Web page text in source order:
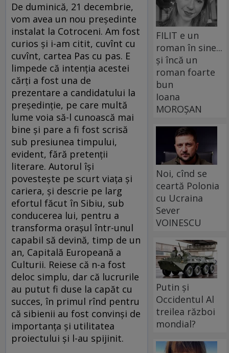
De duminică, 21 decembrie,
vom avea un nou preşedinte
instalat la Cotroceni. Am fost
curios şi i-am citit, cuvînt cu
cuvînt, cartea Pas cu pas. E
limpede că intenţia acestei
cărţi a fost una de
prezentare a candidatului la
preşedinţie, pe care multă
lume voia să-l cunoască mai
bine şi pare a fi fost scrisă
sub presiunea timpului,
evident, fără pretenţii
literare. Autorul îşi
povesteşte pe scurt viaţa şi
cariera, şi descrie pe larg
efortul făcut în Sibiu, sub
conducerea lui, pentru a
transforma oraşul într-unul
capabil să devină, timp de un
an, Capitală Europeană a
Culturii. Reiese că n-a fost
deloc simplu, dar că lucrurile
au putut fi duse la capăt cu
succes, în primul rînd pentru
că sibienii au fost convinşi de
importanţa şi utilitatea
proiectului şi l-au spijinit.
FILIT e un
roman în sine...
și încă un
roman foarte
bun
Ioana
MOROȘAN
Noi, cînd se
ceartă Polonia
cu Ucraina
Sever
VOINESCU
Putin și
Occidentul Al
treilea război
mondial?